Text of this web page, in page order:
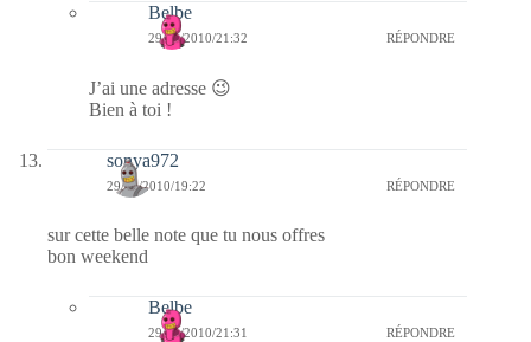
Belbe
29/01/2010/21:32 RÉPONDRE
J’ai une adresse 😉
Bien à toi !
sonya972
29/01/2010/19:22 RÉPONDRE
sur cette belle note que tu nous offres
bon weekend
Belbe
29/01/2010/21:31 RÉPONDRE